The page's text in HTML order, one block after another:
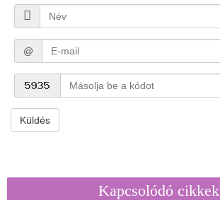
@
Küldés
Kapcsolódó cikkek